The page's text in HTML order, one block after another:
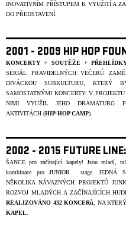
INOVATIVNÍM PŘÍSTUPEM K VYUŽITÍ A
DO PŘEDSTAVENÍ.
2001 - 2009 HIP HOP
KONCERTY + SOUTĚŽE+
SERIÁL PRAVIDELNÝCH VEČERŮ
DIVÁCKOU SUBKULTURU, KTERÝ
SAMOSTATNÝMI KONCERTY. V PROJEKTU
NIMI VYUŽIL JEHO DRAMATURG
AKTIVITÁCH (HIP-HOP CAMP).
2002 - 2015 FUTURE
ŠANCE pro začínající kapely! Jsou mladí,
kombinace pro JUNIOR stage.JEDNÁ
NĚKOLIKA NÁVAZNÝCH PROJEKTŮ
ROZVOJ MLADÝCH A ZAČÍNAJÍCÍCH
REALIZOVÁNO 432 KONCERů
, NA
KAPEL